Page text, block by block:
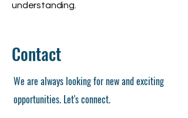
understanding.
Contact
We are always looking for new and exciting
opportunities. Let's connect.